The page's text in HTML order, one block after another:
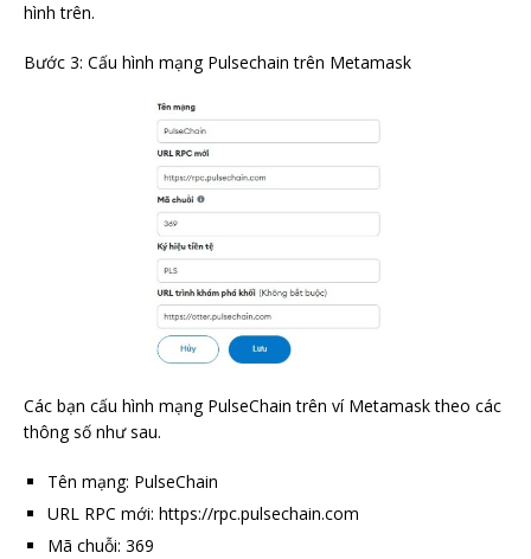
hình trên.
Bước 3: Cấu hình mạng Pulsechain trên Metamask
Các bạn cấu hình mạng PulseChain trên ví Metamask theo các
thông số như sau.
Tên mạng: PulseChain
URL RPC mới: https://rpc.pulsechain.com
Mã chuỗi: 369